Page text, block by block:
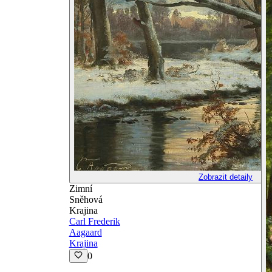
Zobrazit detaily
Zimní
Sněhová
Krajina
Carl Frederik
Aagaard
Krajina
0